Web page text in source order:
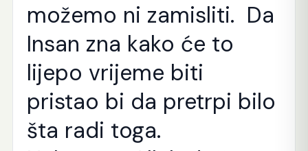
možemo ni zamisliti. Da
Insan zna kako će to
lijepo vrijeme biti
pristao bi da pretrpi bilo
šta radi toga.